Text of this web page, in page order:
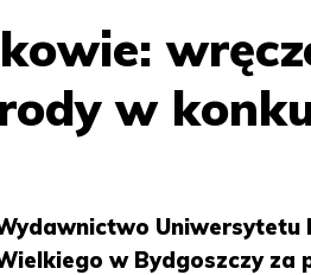
w
Uniwersytetu
w Bydgoszczy za